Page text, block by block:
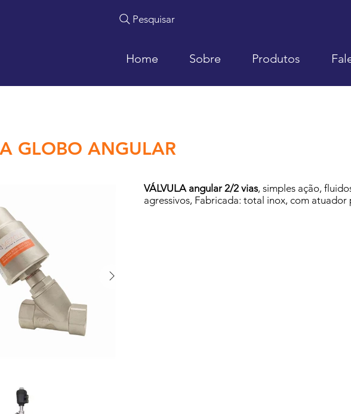
Pesquisar
Home Sobre Produtos
GLOBO ANGULAR
VÁLVULA angular 2/2 vias, simples ação,
agressivos, Fabricada: total inox, com